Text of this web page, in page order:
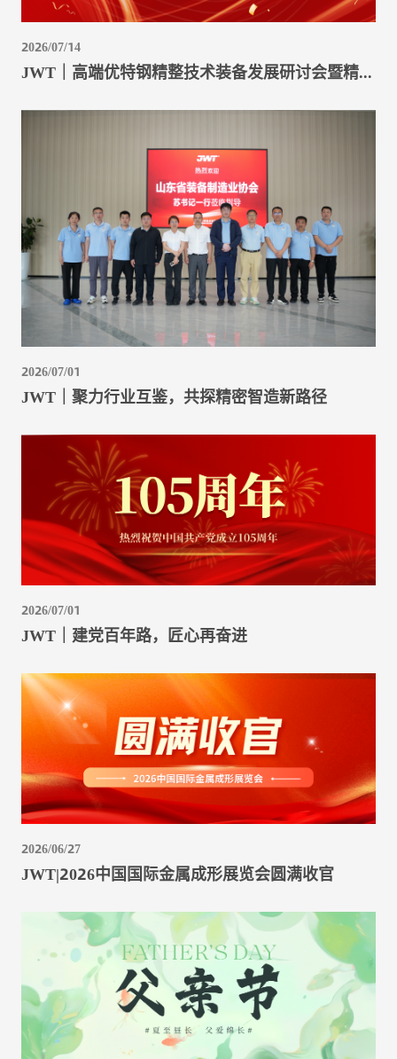
2026/07/14
JWT｜高端优特钢精整技术装备发展研讨会暨精卫特公司新产品发布大会
2026/07/01
JWT｜聚力行业互鉴，共探精密智造新路径
2026/07/01
JWT｜建党百年路，匠心再奋进
2026/06/27
JWT|2026中国国际金属成形展览会圆满收官